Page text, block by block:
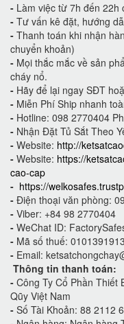
- Làm việc từ 7h đến 22h
- Tư vấn kê đặt, hướng
- Thanh toán khi nhận
chuyển khoản)
- Mọi thắc mắc về sản
cháy nổ.
- Hãy để lại ngay SĐT
- Miễn Phí Ship nhanh
- Hotline: 098 2770404
- Nhận Đặt Tủ Sắt Theo
- Website: http://
- Website: https://
cao-cap
- https://
- Điện thoại văn phòng:
- Viber: +84 98 2770404
- WeChat ID:
- Mã số thuế: 0101391913
- Email:
Thông tin thanh toán:
- Công Ty Cổ Phần Thiết
Qũy Việt Nam
- Số Tài Khoản: 88 2112